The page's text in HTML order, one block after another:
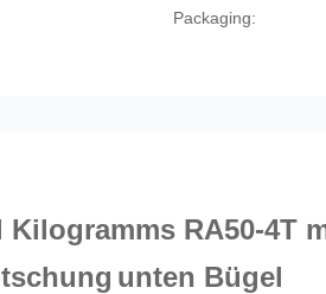
Packaging:
Kilogramms RA50-4T
unten Bügel